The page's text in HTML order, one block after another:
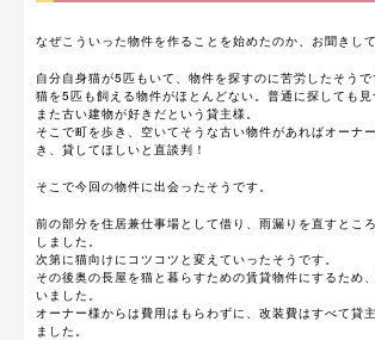
なぜこういった物件を作ることを始めたのか、お聞きして
自分自身猫が5匹もいて、物件を探すのに苦労したそうで
猫を5匹も飼える物件がほとんどない。普通に探しても見
また古い建物が好きだという貸主様。
そこで町を歩き、空いてそうな古い物件があればオーナ
き、貸してほしいと直談判！
そこで今回の物件に出会ったそうです。
前の部分を住居兼仕事場として借り、雨漏りを直すとこ
しました。
次第に猫向けにコツコツと変えていったそうです。
その後奥の長屋を猫と暮らすための賃貸物件にするため
いました。
オーナー様からは費用はもらわずに、改装費はすべて貸
ました。